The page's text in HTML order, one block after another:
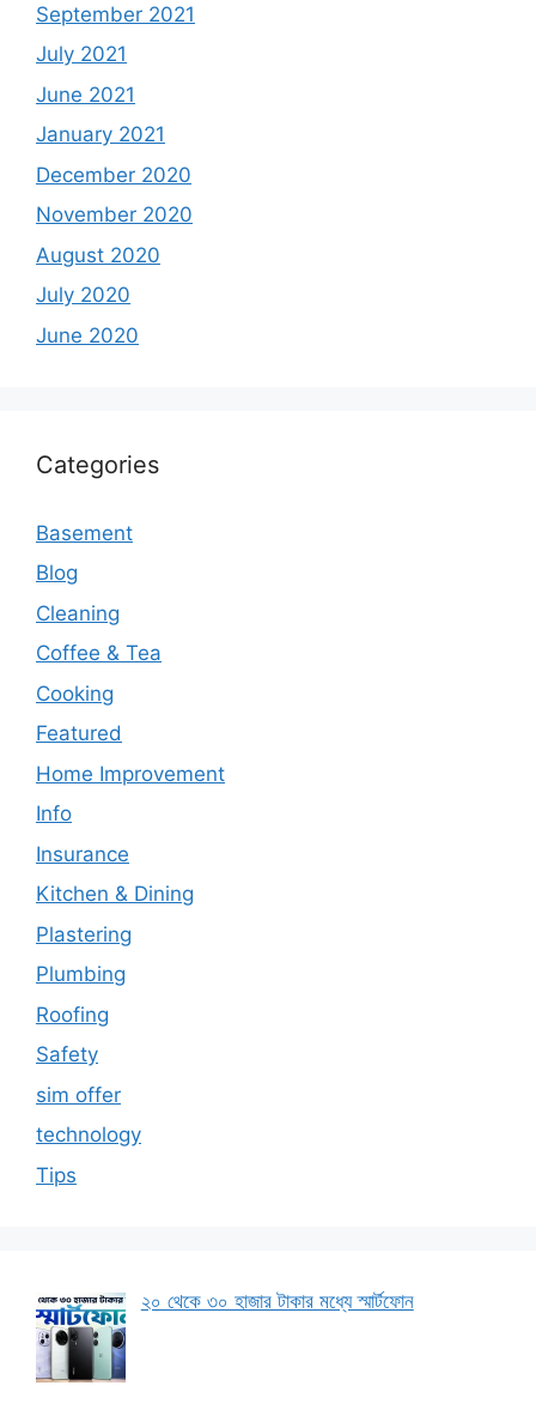
September 2021
July 2021
June 2021
January 2021
December 2020
November 2020
August 2020
July 2020
June 2020
Categories
Basement
Blog
Cleaning
Coffee & Tea
Cooking
Featured
Home Improvement
Info
Insurance
Kitchen & Dining
Plastering
Plumbing
Roofing
Safety
sim offer
technology
Tips
২০ থেকে ৩০ হাজার টাকার মধ্যে স্মার্টফোন